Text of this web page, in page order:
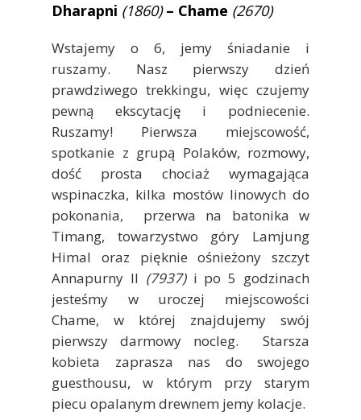
Dharapni (1860)– Chame (2670)
Wstajemy o 6, jemy śniadanie i
ruszamy. Nasz pierwszy dzień
prawdziwego trekkingu, więc czujemy
pewną ekscytację i podniecenie.
Ruszamy! Pierwsza miejscowość,
spotkanie z grupą Polaków, rozmowy,
dość prosta chociaż wymagająca
wspinaczka, kilka mostów linowych do
pokonania, przerwa na batonika w
Timang, towarzystwo góry Lamjung
Himal oraz pięknie ośnieżony szczyt
Annapurny II (7937)i po 5 godzinach
jesteśmy w uroczej miejscowości
Chame, w której znajdujemy swój
pierwszy darmowy nocleg. Starsza
kobieta zaprasza nas do swojego
guesthousu, w którym przy starym
piecu opalanym drewnem jemy kolacje.